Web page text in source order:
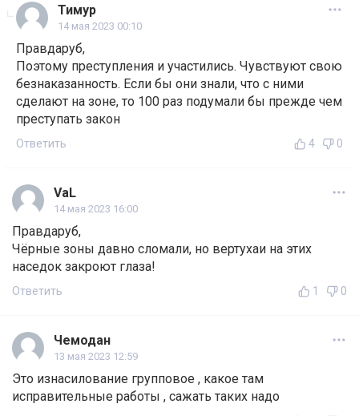
Тимур
14 мая 2023 00:10
Правдаруб,
Поэтому преступления и участились. Чувствуют свою
безнаказанность. Если бы они знали, что с ними
сделают на зоне, то 100 раз подумали бы прежде чем
преступать закон
Ответить 4 0
VaL
14 мая 2023 16:00
Правдаруб,
Чёрные зоны давно сломали, но вертухаи на этих
наседок закроют глаза!
Ответить 1 0
Чемодан
13 мая 2023 12:59
Это изнасилование групповое , какое там
исправительные работы , сажать таких надо